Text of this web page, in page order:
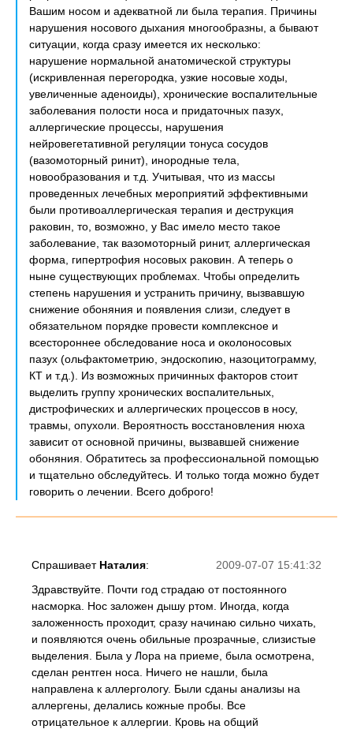
Вашим носом и адекватной ли была терапия. Причины
нарушения носового дыхания многообразны, а бывают
ситуации, когда сразу имеется их несколько:
нарушение нормальной анатомической структуры
(искривленная перегородка, узкие носовые ходы,
увеличенные аденоиды), хронические воспалительные
заболевания полости носа и придаточных пазух,
аллергические процессы, нарушения
нейровегетативной регуляции тонуса сосудов
(вазомоторный ринит), инородные тела,
новообразования и т.д. Учитывая, что из массы
проведенных лечебных мероприятий эффективными
были противоаллергическая терапия и деструкция
раковин, то, возможно, у Вас имело место такое
заболевание, так вазомоторный ринит, аллергическая
форма, гипертрофия носовых раковин. А теперь о
ныне существующих проблемах. Чтобы определить
степень нарушения и устранить причину, вызвавшую
снижение обоняния и появления слизи, следует в
обязательном порядке провести комплексное и
всестороннее обследование носа и околоносовых
пазух (ольфактометрию, эндоскопию, назоцитограмму,
КТ и т.д.). Из возможных причинных факторов стоит
выделить группу хронических воспалительных,
дистрофических и аллергических процессов в носу,
травмы, опухоли. Вероятность восстановления нюха
зависит от основной причины, вызвавшей снижение
обоняния. Обратитесь за профессиональной помощью
и тщательно обследуйтесь. И только тогда можно будет
говорить о лечении. Всего доброго!
2009-07-07 15:41:32
Спрашивает Наталия:
Здравствуйте. Почти год страдаю от постоянного
насморка. Нос заложен дышу ртом. Иногда, когда
заложенность проходит, сразу начинаю сильно чихать,
и появляются очень обильные прозрачные, слизистые
выделения. Была у Лора на приеме, была осмотрена,
сделан рентген носа. Ничего не нашли, была
направлена к аллергологу. Были сданы анализы на
аллергены, делались кожные пробы. Все
отрицательное к аллергии. Кровь на общий